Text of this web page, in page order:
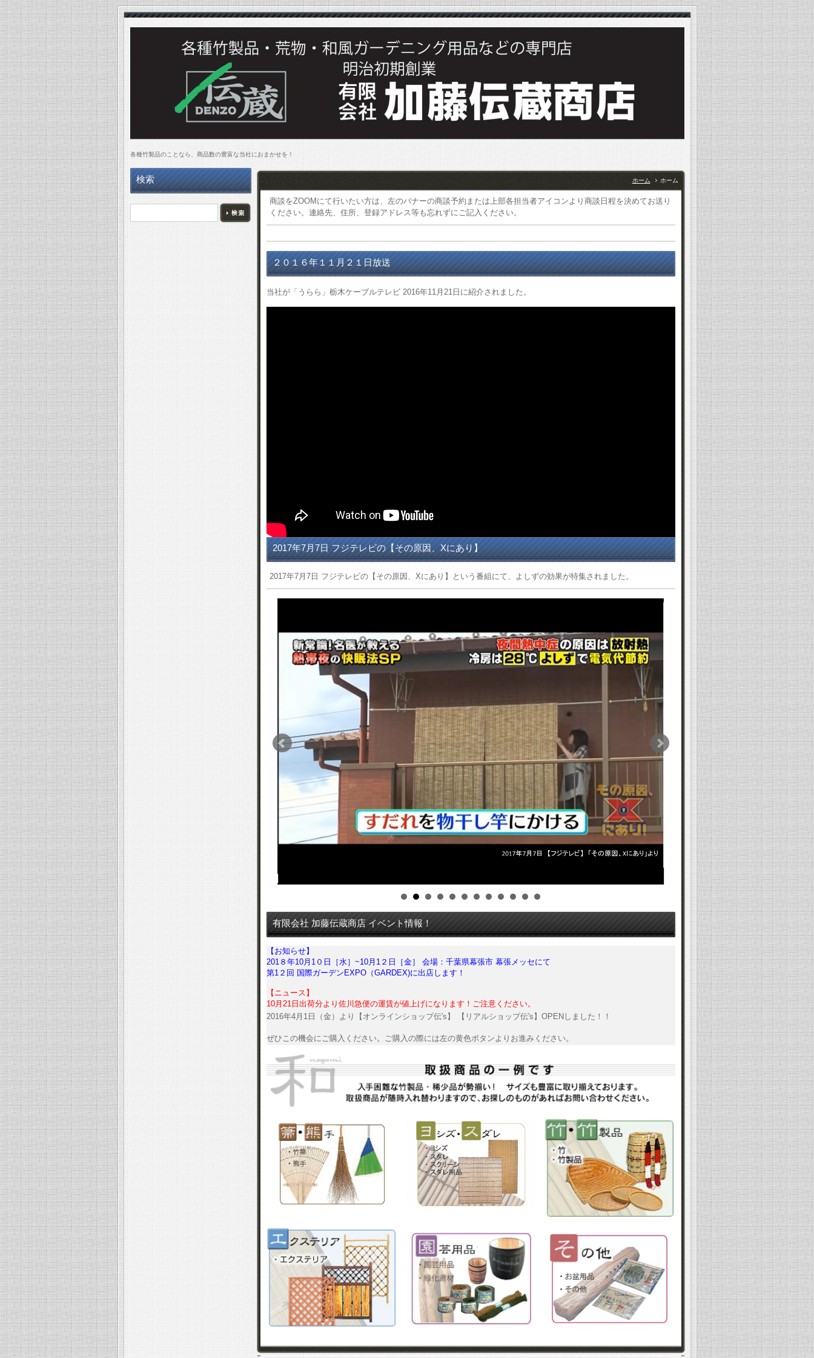
各種竹製品のことなら、商品数の豊富な当社におまかせを！
ホーム ホーム
商談をZOOMにて行いたい方は、左のバナーの商談予約または上部各担当者アイコンより商談日程を決めてお送り
ください。連絡先、住所、登録アドレス等も忘れずにご記入ください。
２０１６年１１月２１日放送
当社が「うらら」栃木ケーブルテレビ 2016年11月21日に紹介されました。
2017年7月7日 フジテレビの【その原因、Xにあり】
2017年7月7日 フジテレビの【その原因、Xにあり】という番組にて、よしずの効果が特集されました。
有限会社 加藤伝蔵商店 イベント情報！
【お知らせ】
201８年10月1０日［水］~10月1２日［金］ 会場：千葉県幕張市 幕張メッセにて
第1２回 国際ガーデンEXPO（GARDEX)に出店します！
【ニュース】
10月21日出荷分より佐川急便の運賃が値上げになります！ご注意ください。
2016年4月1日（金）より【オンラインショップ伝's】 【リアルショップ伝's】OPENしました！！
ぜひこの機会にご購入ください。ご購入の際には左の黄色ボタンよりお進みください。
検索